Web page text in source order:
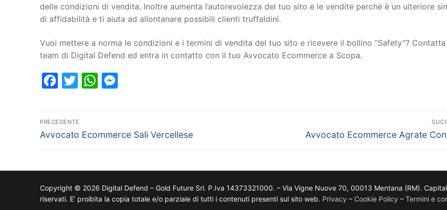
delle condizioni di vendita. Inoltre aumenta l’autorevolezza del tuo sito e le vendite perché è un ulteriore
di affidabilità e ti aiuta ad allontanare possibili clienti truffaldini.
Vuoi mettere a norma le condizioni e i termini di vendita del tuo sito e ricevere il bollino “Safety”? Contatta
team di Digital Defend ed entra in contatto con il tuo Avvocato Ecommerce a Scopa.
Facebook
TwitterWhatsApp
PRECEDENTE
Avvocato Ecommerce Sali Vercellese Avvocato Ecommerce Agrate
Copyright © 2026 Digital Defend – Gold Future Srl. P.Iva 14373321000. – Via Vigne Nuove 70, 00013 Mentana (RM).
riservati. E’ proibita la copia totale e/o parziale di tutti i contenuti presenti sul sito web. Privacy – Cookie Policy – Termini e